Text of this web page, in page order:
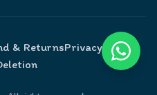
& ReturnsPrivacy Policy